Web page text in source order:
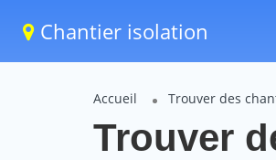
Chantier isolation
Accueil Trouver des
Trouver